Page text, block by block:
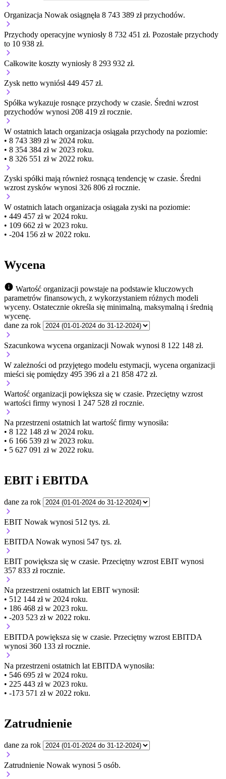
Organizacja Nowak osiągnęła 8 743 389 zł przychodów.
Przychody operacyjne wyniosły 8 732 451 zł. Pozostałe przychody
to 10 938 zł.
Całkowite koszty wyniosły 8 293 932 zł.
Zysk netto wyniósł 449 457 zł.
Spółka wykazuje rosnące przychody w czasie. Średni wzrost
przychodów wynosi 208 419 zł rocznie.
W ostatnich latach organizacja osiągała przychody na poziomie:
• 8 743 389 zł w 2024 roku.
• 8 354 384 zł w 2023 roku.
• 8 326 551 zł w 2022 roku.
Zyski spółki mają również rosnącą tendencję w czasie. Średni
wzrost zysków wynosi 326 806 zł rocznie.
W ostatnich latach organizacja osiągała zyski na poziomie:
• 449 457 zł w 2024 roku.
• 109 662 zł w 2023 roku.
• -204 156 zł w 2022 roku.
Wycena
Wartość organizacji powstaje na podstawie kluczowych
parametrów finansowych, z wykorzystaniem różnych modeli
wyceny. Ostatecznie określa się minimalną, maksymalną i średnią
wycenę.
dane za rok
Szacunkowa wycena organizacji Nowak wynosi 8 122 148 zł.
W zależności od przyjętego modelu estymacji, wycena organizacji
mieści się pomiędzy 495 396 zł a 21 858 472 zł.
Wartość organizacji powiększa się w czasie. Przeciętny wzrost
wartości firmy wynosi 1 247 528 zł rocznie.
Na przestrzeni ostatnich lat wartość firmy wynosiła:
• 8 122 148 zł w 2024 roku.
• 6 166 539 zł w 2023 roku.
• 5 627 091 zł w 2022 roku.
EBIT i EBITDA
dane za rok
EBIT Nowak wynosi 512 tys. zł.
EBITDA Nowak wynosi 547 tys. zł.
EBIT powiększa się w czasie. Przeciętny wzrost EBIT wynosi
357 833 zł rocznie.
Na przestrzeni ostatnich lat EBIT wynosił:
• 512 144 zł w 2024 roku.
• 186 468 zł w 2023 roku.
• -203 523 zł w 2022 roku.
EBITDA powiększa się w czasie. Przeciętny wzrost EBITDA
wynosi 360 133 zł rocznie.
Na przestrzeni ostatnich lat EBITDA wynosiła:
• 546 695 zł w 2024 roku.
• 225 443 zł w 2023 roku.
• -173 571 zł w 2022 roku.
Zatrudnienie
dane za rok
Zatrudnienie Nowak wynosi 5 osób.